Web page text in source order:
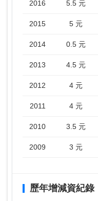
2016 5.5 元
2015 5 元
2014 0.5 元
2013 4.5 元
2012 4 元
2011 4 元
2010 3.5 元
2009 3 元
歷年增減資紀錄